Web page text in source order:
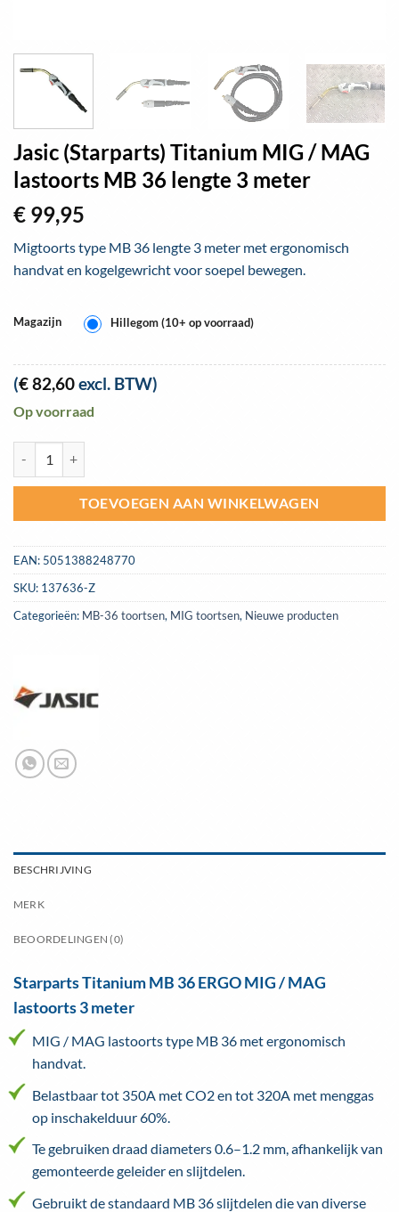
Jasic (Starparts) Titanium MIG / MAG
lastoorts MB 36 lengte 3 meter
€ 99,95
Migtoorts type MB 36 lengte 3 meter met ergonomisch
handvat en kogelgewricht voor soepel bewegen.
Magazijn Hillegom (10+ op voorraad)
(€82,60excl. BTW)
Op voorraad
TOEVOEGEN AAN WINKELWAGEN
EAN: 5051388248770
SKU: 137636-Z
Categorieën: MB-36 toortsen, MIG toortsen, Nieuwe producten
BESCHRIJVING
MERK
BEOORDELINGEN (0)
Starparts Titanium MB 36 ERGO MIG / MAG
lastoorts 3 meter
MIG / MAG lastoorts type MB 36 met ergonomisch
handvat.
Belastbaar tot 350A met CO2 en tot 320A met menggas
op inschakelduur 60%.
Te gebruiken draad diameters 0.6–1.2 mm, afhankelijk van
gemonteerde geleider en slijtdelen.
Gebruikt de standaard MB 36 slijtdelen die van diverse